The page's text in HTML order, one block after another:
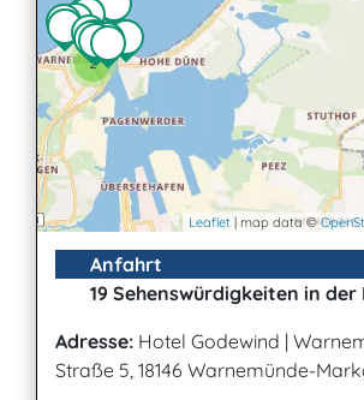
2
Leaflet | map data ©
Anfahrt
19 Sehenswürdigkeiten in der
Adresse: Hotel Godewind |
Straße 5, 18146 Warnemünde-